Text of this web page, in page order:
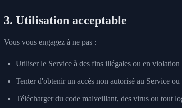
3. Utilisation acceptable
Vous vous engagez à ne pas :
Utiliser le Service à des fins illégales ou en
Tenter d'obtenir un accès non autorisé au Service ou
Télécharger du code malveillant, des virus ou tout